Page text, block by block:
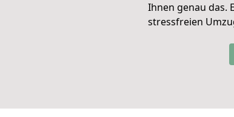
Ihnen genau das.
stressfreien